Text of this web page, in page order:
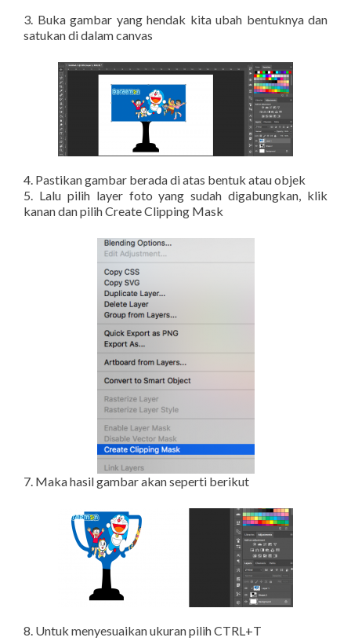
3. Buka gambar yang hendak kita ubah bentuknya dan
satukan di dalam canvas
4. Pastikan gambar berada di atas bentuk atau objek
5. Lalu pilih layer foto yang sudah digabungkan, klik
kanan dan pilih Create Clipping Mask
7. Maka hasil gambar akan seperti berikut
8. Untuk menyesuaikan ukuran pilih CTRL+T